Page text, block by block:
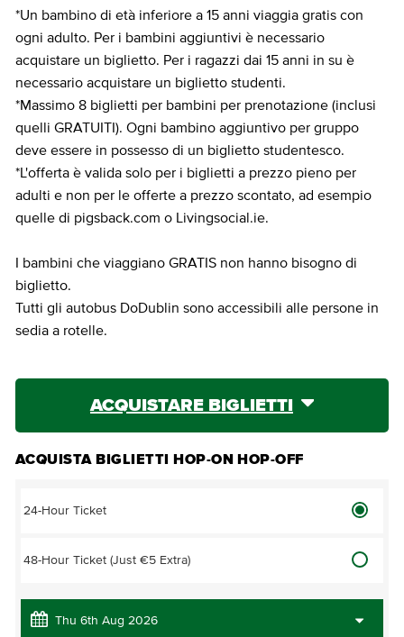
*Un bambino di età inferiore a 15 anni viaggia gratis con
ogni adulto. Per i bambini aggiuntivi è necessario
acquistare un biglietto. Per i ragazzi dai 15 anni in su è
necessario acquistare un biglietto studenti.
*Massimo 8 biglietti per bambini per prenotazione (inclusi
quelli GRATUITI). Ogni bambino aggiuntivo per gruppo
deve essere in possesso di un biglietto studentesco.
*L'offerta è valida solo per i biglietti a prezzo pieno per
adulti e non per le offerte a prezzo scontato, ad esempio
quelle di pigsback.com o Livingsocial.ie.
I bambini che viaggiano GRATIS non hanno bisogno di
biglietto.
Tutti gli autobus DoDublin sono accessibili alle persone in
sedia a rotelle.
ACQUISTARE BIGLIETTI
ACQUISTA BIGLIETTI HOP-ON HOP-OFF
24-Hour Ticket
48-Hour Ticket (Just €5 Extra)